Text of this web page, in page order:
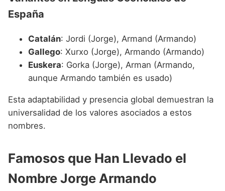
España
Catalán: Jordi (Jorge), Armand (Armando)
Gallego: Xurxo (Jorge), Armando (Armando)
Euskera: Gorka (Jorge), Arman (Armando,
aunque Armando también es usado)
Esta adaptabilidad y presencia global demuestran la
universalidad de los valores asociados a estos
nombres.
Famosos que Han Llevado el
Nombre Jorge Armando